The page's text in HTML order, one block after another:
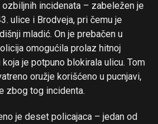
incidenata – zabeležen je
ulice i Brodveja, pri čemu je
mladić. On je prebačen u
omogućila prolaz hitnoj
je potpuno blokirala ulicu. Tom
oružje korišćeno u pucnjavi,
zbog tog incidenta.
je deset policajaca – jedan od